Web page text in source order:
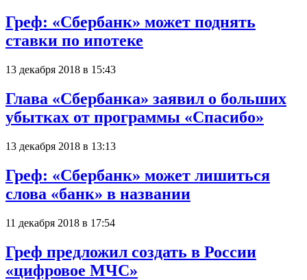
Греф: «Сбербанк» может поднять
ставки по ипотеке
13 декабря 2018 в 15:43
Глава «Сбербанка» заявил о больших
убытках от программы «Спасибо»
13 декабря 2018 в 13:13
Греф: «Сбербанк» может лишиться
слова «банк» в названии
11 декабря 2018 в 17:54
Греф предложил создать в России
«цифровое МЧС»